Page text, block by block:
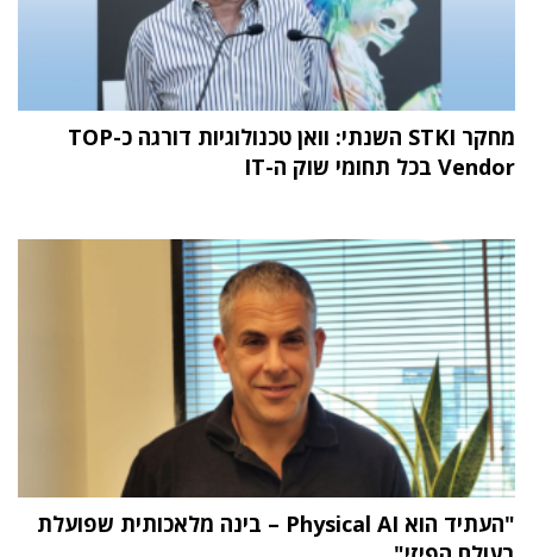
מחקר STKI השנתי: וואן טכנולוגיות דורגה כ-TOP
Vendor בכל תחומי שוק ה-IT
"העתיד הוא Physical AI – בינה מלאכותית שפועלת